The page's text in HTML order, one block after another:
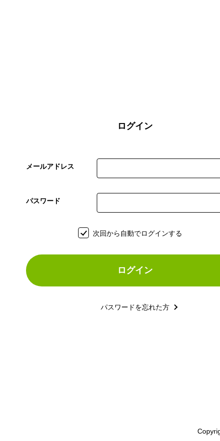
ログイン
メールアドレス
パスワード
次回から自動でログインする
パスワードを忘れた方